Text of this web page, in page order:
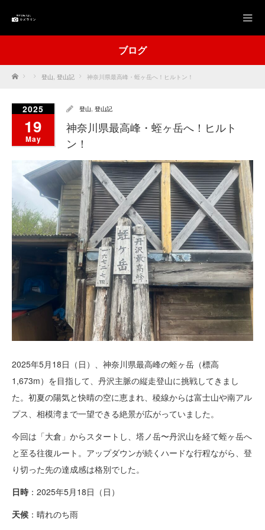
ブログ
Home 登山, 登山記 神奈川県最高峰・蛭ヶ岳へ！ヒルトン！
2025
19
May
登山, 登山記
神奈川県最高峰・蛭ヶ岳へ！ヒルト
ン！
2025年5月18日（日）、神奈川県最高峰の蛭ヶ岳（標高
1,673m）を目指して、丹沢主脈の縦走登山に挑戦してきまし
た。初夏の陽気と快晴の空に恵まれ、稜線からは富士山や南アル
プス、相模湾まで一望できる絶景が広がっていました。
今回は「大倉」からスタートし、塔ノ岳〜丹沢山を経て蛭ヶ岳へ
と至る往復ルート。アップダウンが続くハードな行程ながら、登
り切った先の達成感は格別でした。
日時 ：2025年5月18日（日）
天候 ：晴れのち雨